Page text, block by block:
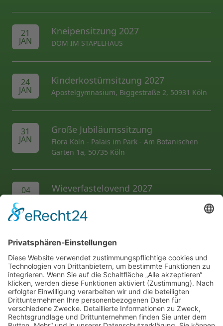
AL folgen...
Wir unterstützen die...
21
JAN
Kneipensitzung 2027
DOM IM STAPELHAUS
24
JAN
Kinderkostümsitzung 2027
Apostelgymnasium, Biggestraße 2, 50931 Köln
31
JAN
Große Jubiläumssitzung
Flora Köln - Palais im Park - Am Botanischen
Garten 1a, 50735 Köln
04
FEB
Wieverfastelovend 2027